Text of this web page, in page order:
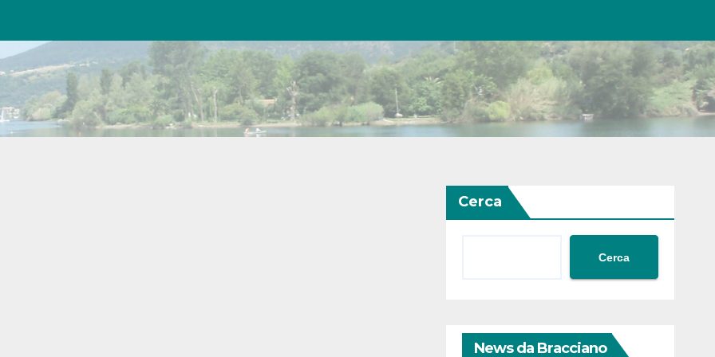
Cerca
Cerca
News da Bracciano